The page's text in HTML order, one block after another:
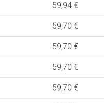
59,94 €
59,70 €
59,70 €
59,70 €
59,70 €